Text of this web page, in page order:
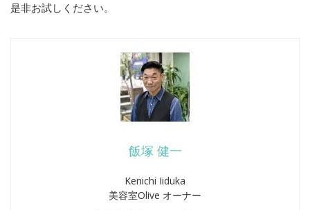
是非お試しください。
飯塚 健一
Kenichi Iiduka
美容室Olive オーナー